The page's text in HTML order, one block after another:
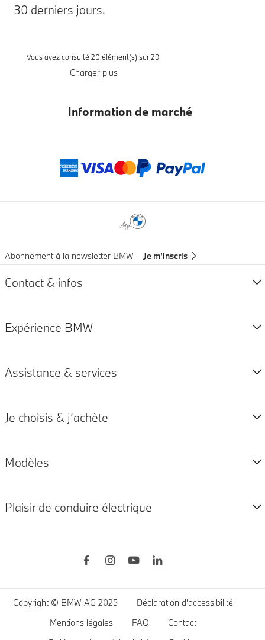
30 derniers jours.
Vous avez consulté 20 élément(s) sur 29.
Charger plus
Information de marché
Modes de